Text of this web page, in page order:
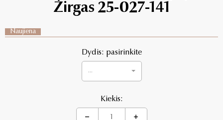
Žirgas 25-027-141
Naujiena
Dydis: pasirinkite
...
Kiekis: